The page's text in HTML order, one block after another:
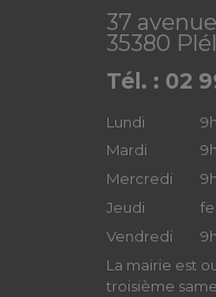
37
35380
Tél. : 02
Lundi
Mardi
Mercredi
Jeudi
Vendredi
La mairie est
troisième